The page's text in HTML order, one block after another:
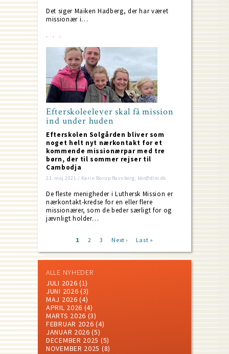
Det siger Maiken Hadberg, der har været
missionær i…
Efterskoleelever skal få mission
ind under huden
Efterskolen Solgården bliver som
noget helt nyt nærkontakt for et
kommende missionærpar med tre
børn, der til sommer rejser til
Cambodja
21. maj 2021 / Karin Borup Ravnborg; kbr@dlm.dk
De fleste menigheder i Luthersk Mission er
nærkontakt-kredse for en eller flere
missionærer, som de beder særligt for og
jævnligt holder…
Current
1 Page
2 Page
3
Next
Next ›
Last
Last »
ALLE NYHEDER
JULI 2026 (1)
JUNI 2026 (3)
MAJ 2026 (4)
APRIL 2026 (4)
MARTS 2026 (3)
FEBRUAR 2026 (4)
JANUAR 2026 (5)
DECEMBER 2025 (5)
NOVEMBER 2025 (8)